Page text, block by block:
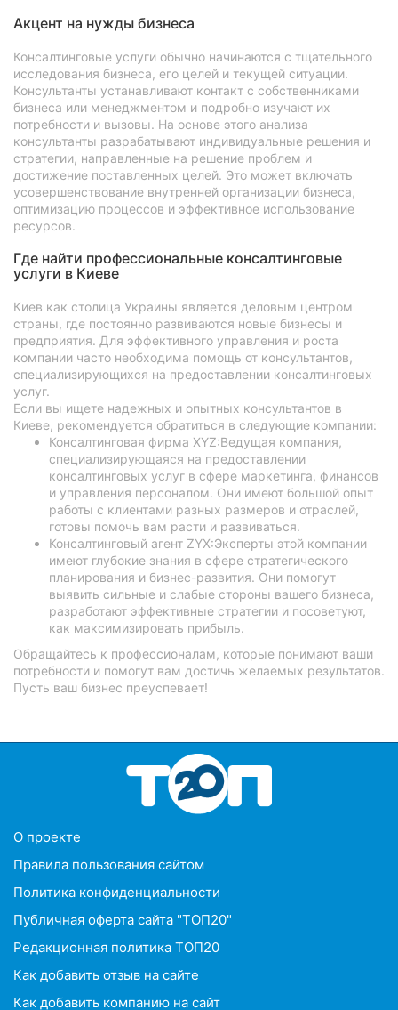
Акцент на нужды бизнеса
Консалтинговые услуги обычно начинаются с тщательного
исследования бизнеса, его целей и текущей ситуации.
Консультанты устанавливают контакт с собственниками
бизнеса или менеджментом и подробно изучают их
потребности и вызовы. На основе этого анализа
консультанты разрабатывают индивидуальные решения и
стратегии, направленные на решение проблем и
достижение поставленных целей. Это может включать
усовершенствование внутренней организации бизнеса,
оптимизацию процессов и эффективное использование
ресурсов.
Где найти профессиональные консалтинговые
услуги в Киеве
Киев как столица Украины является деловым центром
страны, где постоянно развиваются новые бизнесы и
предприятия. Для эффективного управления и роста
компании часто необходима помощь от консультантов,
специализирующихся на предоставлении консалтинговых
услуг.
Если вы ищете надежных и опытных консультантов в
Киеве, рекомендуется обратиться в следующие компании:
Консалтинговая фирма XYZ:Ведущая компания,
специализирующаяся на предоставлении
консалтинговых услуг в сфере маркетинга, финансов
и управления персоналом. Они имеют большой опыт
работы с клиентами разных размеров и отраслей,
готовы помочь вам расти и развиваться.
Консалтинговый агент ZYX:Эксперты этой компании
имеют глубокие знания в сфере стратегического
планирования и бизнес-развития. Они помогут
выявить сильные и слабые стороны вашего бизнеса,
разработают эффективные стратегии и посоветуют,
как максимизировать прибыль.
Обращайтесь к профессионалам, которые понимают ваши
потребности и помогут вам достичь желаемых результатов.
Пусть ваш бизнес преуспевает!
O проекте
Правила пользования сайтом
Политика конфиденциальности
Публичная оферта сайта "ТОП20"
Редакционная политика ТОП20
Как добавить отзыв на сайте
Как добавить компанию на сайт